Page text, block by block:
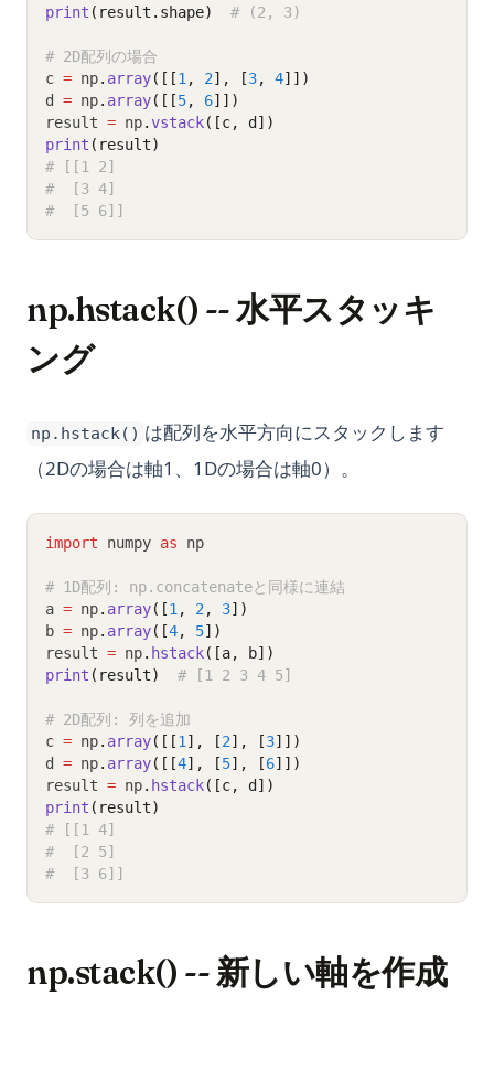
print (result.shape) # (2, 3)
# 2D配列の場合
c = np. array([[1 , 2], [3, 4]])
d = np. array([[5, 6]])
result = np.vstack([c, d])
print (result)
# [[1 2]
#  [3 4]
#  [5 6]]
np.hstack() -- 水平スタッキ
ング
np.hstack() は配列を水平方向にスタックします
（2Dの場合は軸1、1Dの場合は軸0）。
import numpy as np
# 1D配列: np.concatenateと同様に連結
a = np. array([1 , 2 , 3])
b = np. array([4, 5])
result = np. hstack([a, b])
print (result) # [1 2 3 4 5]
# 2D配列: 列を追加
c = np. array([[1 ], [2], [3]])
d = np. array([[4], [5], [6]])
result = np. hstack([c, d])
print (result)
# [[1 4]
#  [2 5]
#  [3 6]]
np.stack() -- 新しい軸を作成